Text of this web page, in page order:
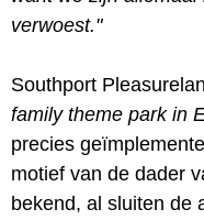
verwoest."
Southport
family theme park in
precies
motief van de dader
bekend, al sluiten de